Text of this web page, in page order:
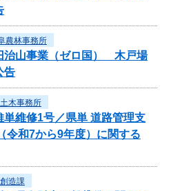
農林事務所
治山事業（ゼロ国） 木戸場
告
木事務所
単維修1号／県単 道路管理支
令和7から9年度）に関する
造課